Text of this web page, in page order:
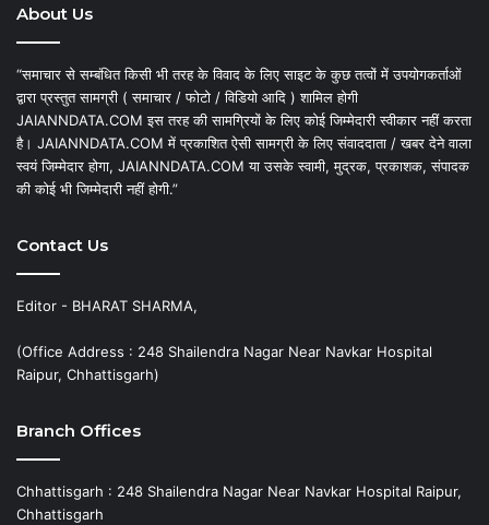
About Us
“समाचार से सम्बंधित किसी भी तरह के विवाद के लिए साइट के कुछ तत्वों में उपयोगकर्ताओं
द्वारा प्रस्तुत सामग्री ( समाचार / फोटो / विडियो आदि ) शामिल होगी
JAIANNDATA.COM इस तरह की सामग्रियों के लिए कोई जिम्मेदारी स्वीकार नहीं करता
है। JAIANNDATA.COM में प्रकाशित ऐसी सामग्री के लिए संवाददाता / खबर देने वाला
स्वयं जिम्मेदार होगा, JAIANNDATA.COM या उसके स्वामी, मुद्रक, प्रकाशक, संपादक
की कोई भी जिम्मेदारी नहीं होगी.”
Contact Us
Editor - BHARAT SHARMA,
(Office Address : 248 Shailendra Nagar Near Navkar Hospital
Raipur, Chhattisgarh)
Branch Offices
Chhattisgarh : 248 Shailendra Nagar Near Navkar Hospital Raipur,
Chhattisgarh